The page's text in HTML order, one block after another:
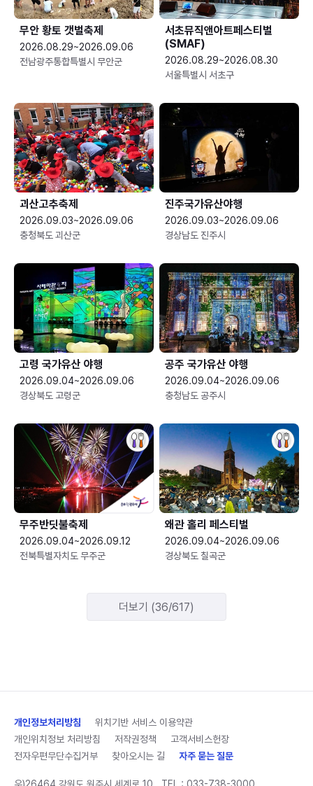
무안 황토 갯벌축제
2026.08.29~2026.09.06
전남광주통합특별시 무안군
서초뮤직앤아트페스티벌
(SMAF)
2026.08.29~2026.08.30
서울특별시 서초구
괴산고추축제
2026.09.03~2026.09.06
충청북도 괴산군
진주국가유산야행
2026.09.03~2026.09.06
경상남도 진주시
고령 국가유산 야행
2026.09.04~2026.09.06
경상북도 고령군
공주 국가유산 야행
2026.09.04~2026.09.06
충청남도 공주시
무주반딧불축제
2026.09.04~2026.09.12
전북특별자치도 무주군
왜관 홀리 페스티벌
2026.09.04~2026.09.06
경상북도 칠곡군
더보기 (36/617)
개인정보처리방침
위치기반 서비스 이용약관
개인위치정보 처리방침
저작권정책
고객서비스헌장
전자우편무단수집거부
찾아오시는 길 자주 묻는 질문